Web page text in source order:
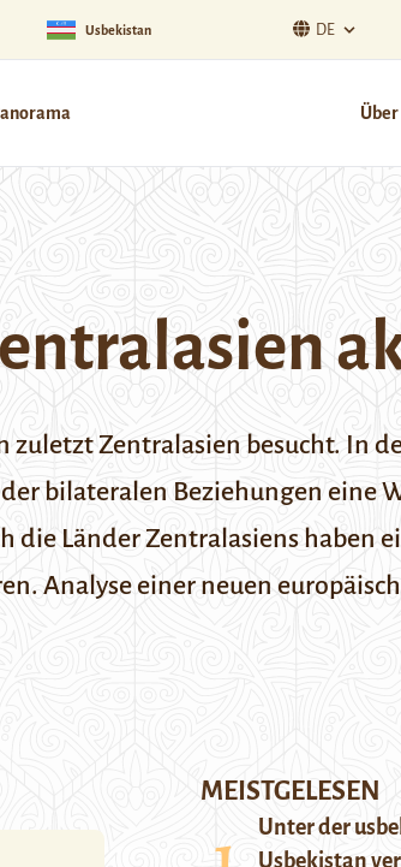
Usbekistan DE
Über
zuletzt Zentralasien besucht. In
bilateralen Beziehungen eine
die Länder Zentralasiens haben
Analyse einer neuen
MEISTGELESEN
Unter der
Usbekistan